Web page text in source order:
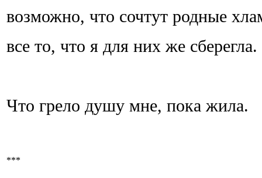
возможно, что сочтут родные
все то, что я для них же сберегла.
Что грело душу мне, пока жила.
***